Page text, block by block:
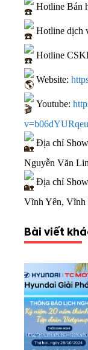
Hotline Bán
Hotline dịch
Hotline
Website:
Youtube:
Địa chỉ
Nguyễn Văn
Địa chỉ
Vĩnh Yên, Vĩnh
Bài viết